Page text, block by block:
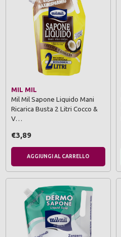
MIL MIL
Mil Mil Sapone Liquido Mani
Ricarica Busta 2 Litri Cocco &
V…
€3,89
AGGIUNGI AL CARRELLO